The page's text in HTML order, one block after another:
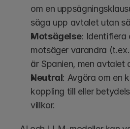
om en
säga upp avtalet utan
Motsägelse: Identifiera
motsäger varandra
är Spanien, men avtalet
Neutral: Avgöra om en
koppling till eller
villkor.